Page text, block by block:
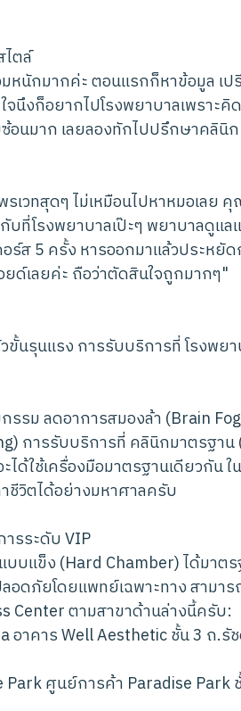
ตล์
นักมากค่ะ ตอนแรกก็หาข้อมูล เป
จนึงก็อยากไปโรงพยาบาลเพราะ
นมาก เลยลองทักไปปรึกษาคลินิ
วทสุดๆ ไม่เหมือนไปหาหมอเลย
บที่โรงพยาบาลเป๊ะๆ พยาบาลดูแล
ส 5 ครั้ง หารออกมาแล้วประหยัด
ด์เลยค่ะ ถือว่าตัดสินใจถูกมากๆ"
รุนแรง การรับบริการที่ โรงพยา
รม ลดอาการสมองล้า (Brain
การรับบริการที่ คลินิกมาตรฐาน
ใช้เครื่องมือมาตรฐานเดียวกัน ใ
ชีวิตได้อย่างมหาศาลครับ
รระดับ VIP
บแข็ง (Hard Chamber) ได้มาต
อดภัยโดยแพทย์เฉพาะทาง สามา
Center ตามสาขาด้านล่างนี้ครับ:
อาคาร Well Aesthetic ชั้น 3 ถ.รั
ศูนย์การค้า Paradise Park